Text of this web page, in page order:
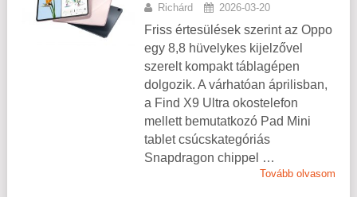
Richárd 2026-03-20
Friss értesülések szerint az Oppo
egy 8,8 hüvelykes kijelzővel
szerelt kompakt táblagépen
dolgozik. A várhatóan áprilisban,
a Find X9 Ultra okostelefon
mellett bemutatkozó Pad Mini
tablet csúcskategóriás
Snapdragon chippel …
Tovább olvasom